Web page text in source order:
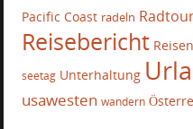
Pacific Coast radeln
Reisebericht Reisen
seetag Unterhaltung
usawesten wandern